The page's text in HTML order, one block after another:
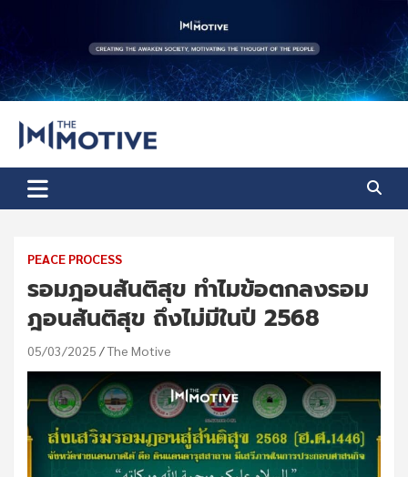
content
The Motive
PEACE PROCESS
รอมฎอนสันติสุข ทำไมข้อตกลงรอม
ฎอนสันติสุข ถึงไม่มีในปี 2568
05/03/2025 The Motive